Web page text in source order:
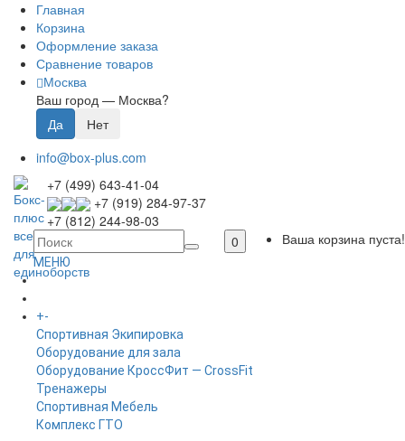
Главная
Корзина
Оформление заказа
Сравнение товаров
Москва
Ваш город — Москва?
info@box-plus.com
+7 (499) 643-41-04
+7 (919) 284-97-37
+7 (812) 244-98-03
0
Ваша корзина пуста!
МЕНЮ
ГЛАВНАЯ
+-
Спортивная Экипировка
Оборудование для зала
Оборудование КроссФит — CrossFit
Тренажеры
Спортивная Мебель
Комплекс ГТО